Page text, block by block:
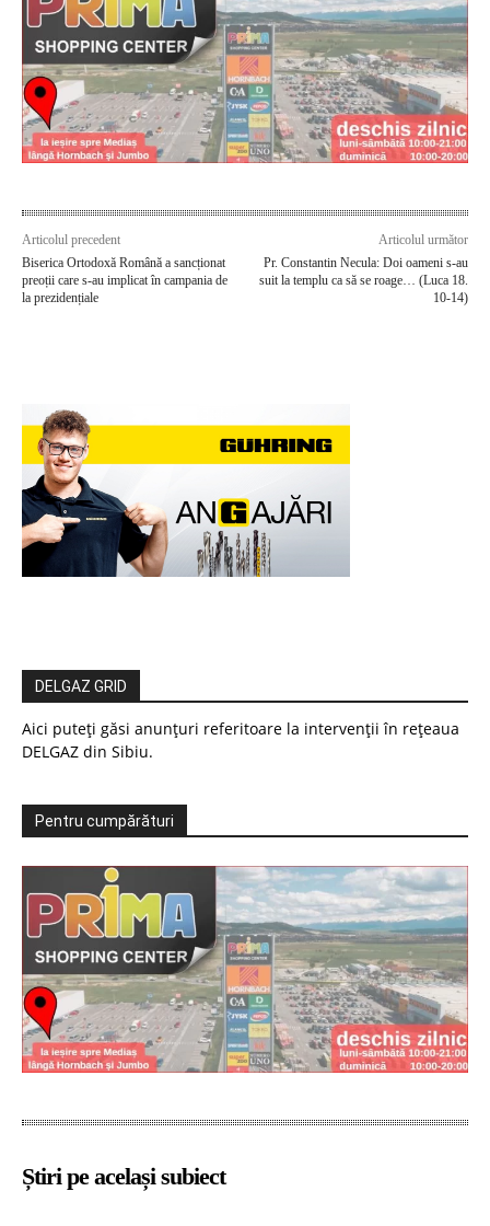
Articolul precedent
Biserica Ortodoxă Română a sancționat
preoții care s-au implicat în campania de
la prezidențiale
Articolul următor
Pr. Constantin Necula: Doi oameni s-au
suit la templu ca să se roage… (Luca 18.
10-14)
DELGAZ GRID
Aici puteți găsi anunțuri referitoare la intervenții în rețeaua
DELGAZ din Sibiu.
Pentru cumpărături
Știri pe același subiect